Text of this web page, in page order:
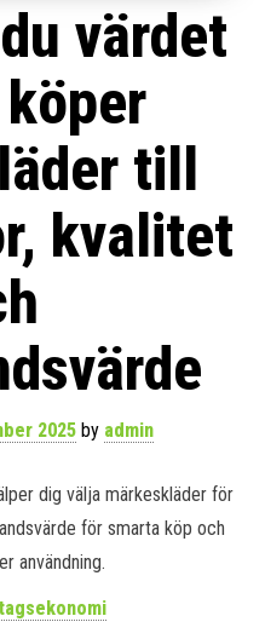
värdet
till
kvalitet
2025by admin
dig välja märkeskläder för
för smarta köp och
användning.